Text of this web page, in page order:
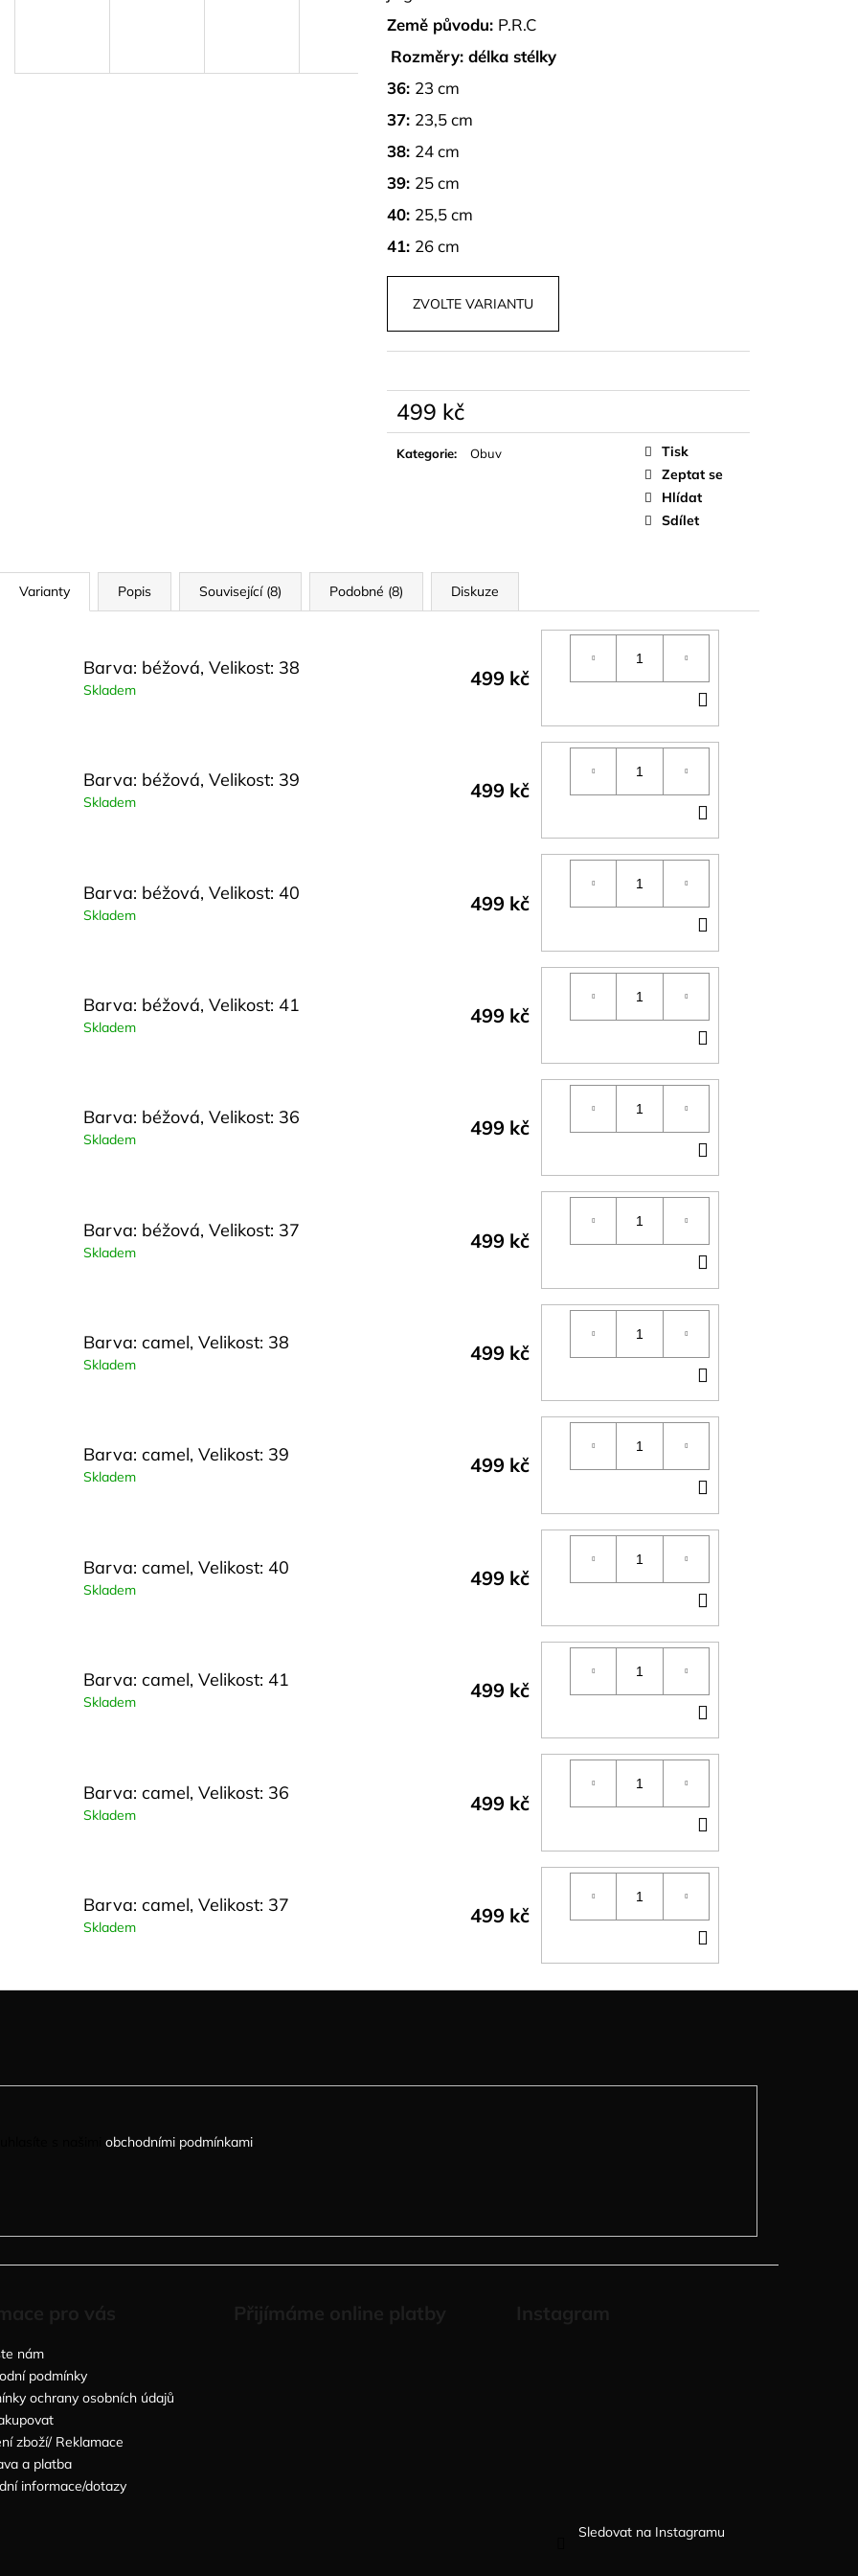
Země původu: P.R.C
Rozměry: délka stélky
36: 23 cm
37: 23,5 cm
38: 24 cm
39: 25 cm
40: 25,5 cm
41: 26 cm
ZVOLTE VARIANTU
499 kč
Měrná
cena:
Kategorie: Obuv
Tisk
Zeptat se
Hlídat
Sdílet
Varianty Popis Související (8) Podobné (8) Diskuze
Barva: béžová, Velikost: 38
Skladem 499 kč
KOŠÍKU
Barva: béžová, Velikost: 39
Skladem 499 kč
KOŠÍKU
Barva: béžová, Velikost: 40
Skladem 499 kč
KOŠÍKU
Barva: béžová, Velikost: 41
Skladem 499 kč
KOŠÍKU
Barva: béžová, Velikost: 36
Skladem 499 kč
KOŠÍKU
Barva: béžová, Velikost: 37
Skladem 499 kč
KOŠÍKU
Barva: camel, Velikost: 38
Skladem 499 kč
KOŠÍKU
Barva: camel, Velikost: 39
Skladem 499 kč
KOŠÍKU
Barva: camel, Velikost: 40
Skladem 499 kč
KOŠÍKU
Barva: camel, Velikost: 41
Skladem 499 kč
KOŠÍKU
Barva: camel, Velikost: 36
Skladem 499 kč
KOŠÍKU
Barva: camel, Velikost: 37
Skladem 499 kč
KOŠÍKU
PLETENÝ SET TOPU A SUKNĚ BELISSE
obchodními podmínkami.
nám
podmínky
ochrany osobních údajů
zboží/ Reklamace
a platba
informace/dotazy
Sledovat na Instagramu